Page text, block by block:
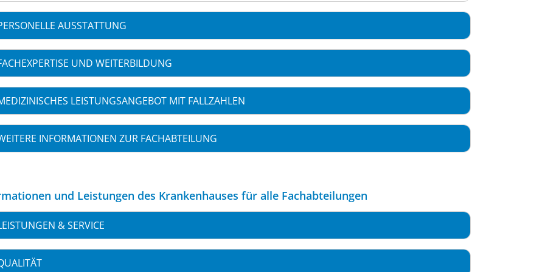
AUSSTATTUNG
UND WEITERBILDUNG
LEISTUNGSANGEBOT MIT FALLZAHLEN
INFORMATIONEN ZUR FACHABTEILUNG
und Leistungen des Krankenhauses für alle Fachabteilungen
& SERVICE